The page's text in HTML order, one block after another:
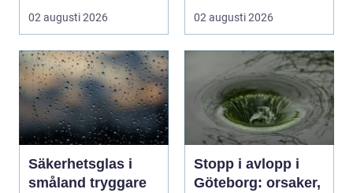
tentaplugg och sena
02 augusti 2026
tillgängl...
02 augusti 2026
Säkerhetsglas i
småland tryggare
Stopp i avlopp i
Göteborg: orsaker,